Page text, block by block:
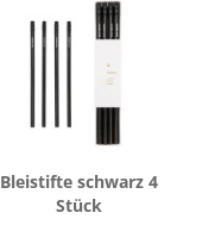
Blei­stif­te schwarz 4
Stück